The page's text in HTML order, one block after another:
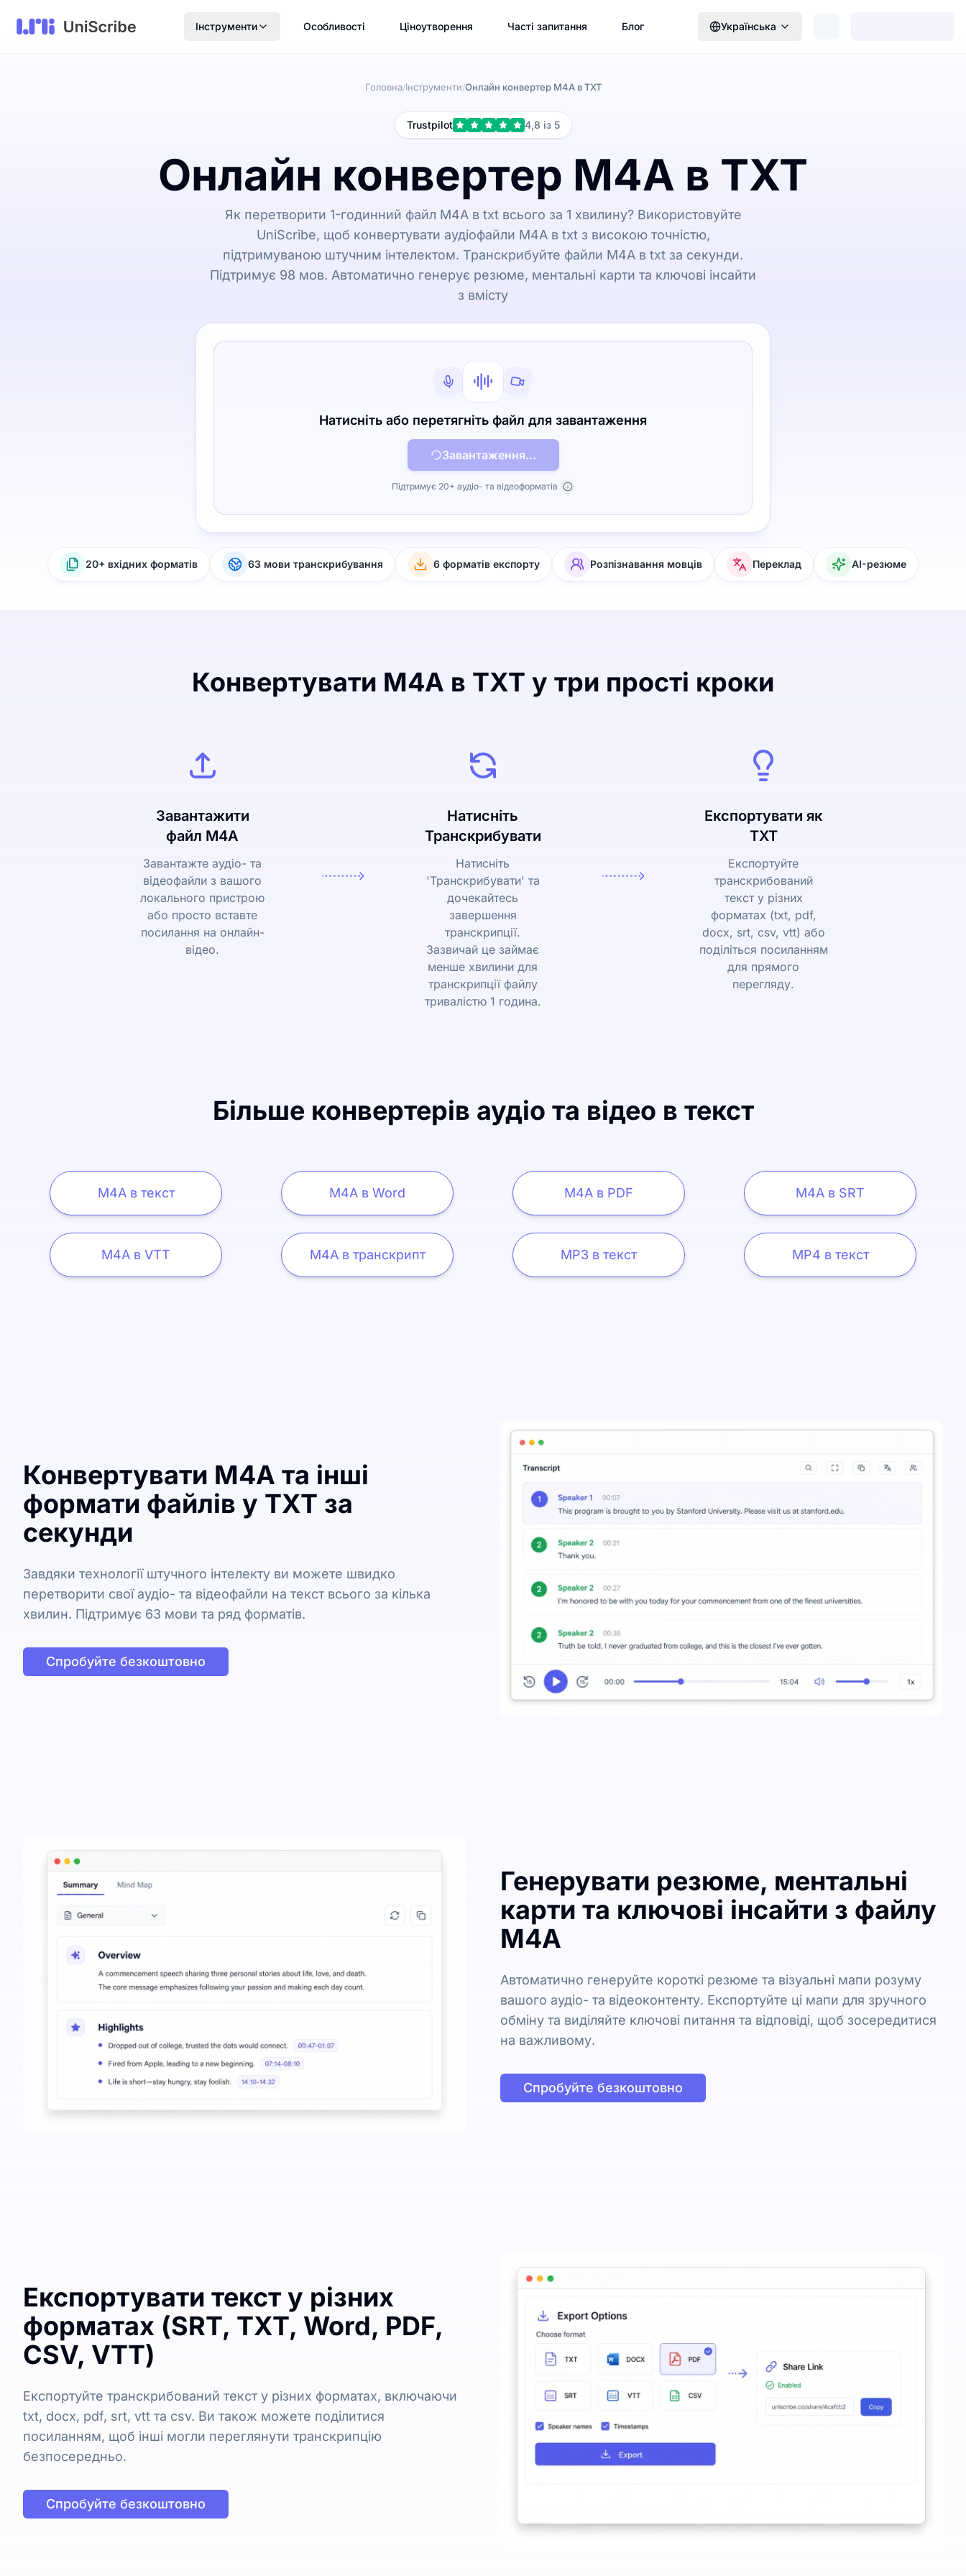
Інструменти Особливості Ціноутворення Часті запитання Блог Українська
Головна/Інструменти/Онлайн конвертер M4A в TXT
Trustpilot 4,8 із 5
Онлайн конвертер M4A в TXT
Як перетворити 1-годинний файл M4A в txt всього за 1 хвилину? Використовуйте
UniScribe, щоб конвертувати аудіофайли M4A в txt з високою точністю,
підтримуваною штучним інтелектом. Транскрибуйте файли M4A в txt за секунди.
Підтримує 98 мов. Автоматично генерує резюме, ментальні карти та ключові інсайти
з вмісту
Натисніть або перетягніть файл для завантаження
Завантаження...
Підтримує 20+ аудіо- та відеоформатів
20+ вхідних форматів 63 мови транскрибування 6 форматів експорту Розпізнавання мовців Переклад AI-резюме
Конвертувати M4A в TXT у три прості кроки
Завантажити
файл M4A
Завантажте аудіо- та
відеофайли з вашого
локального пристрою
або просто вставте
посилання на онлайн-
відео.
Натисніть
Транскрибувати
Натисніть
'Транскрибувати' та
дочекайтесь
завершення
транскрипції.
Зазвичай це займає
менше хвилини для
транскрипції файлу
тривалістю 1 година.
Експортувати як
TXT
Експортуйте
транскрибований
текст у різних
форматах (txt, pdf,
docx, srt, csv, vtt) або
поділіться посиланням
для прямого
перегляду.
Більше конвертерів аудіо та відео в текст
M4A в текст M4A в Word M4A в PDF M4A в SRT
M4A в VTT M4A в транскрипт MP3 в текст MP4 в текст
Конвертувати M4A та інші
формати файлів у TXT за
секунди
Завдяки технології штучного інтелекту ви можете швидко
перетворити свої аудіо- та відеофайли на текст всього за кілька
хвилин. Підтримує 63 мови та ряд форматів.
Спробуйте безкоштовно
Генерувати резюме, ментальні
карти та ключові інсайти з файлу
M4A
Автоматично генеруйте короткі резюме та візуальні мапи розуму
вашого аудіо- та відеоконтенту. Експортуйте ці мапи для зручного
обміну та виділяйте ключові питання та відповіді, щоб зосередитися
на важливому.
Спробуйте безкоштовно
Експортувати текст у різних
форматах (SRT, TXT, Word, PDF,
CSV, VTT)
Експортуйте транскрибований текст у різних форматах, включаючи
txt, docx, pdf, srt, vtt та csv. Ви також можете поділитися
посиланням, щоб інші могли переглянути транскрипцію
безпосередньо.
Спробуйте безкоштовно